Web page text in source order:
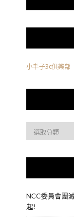
小丰子3c俱樂部
NCC委員會團
起!